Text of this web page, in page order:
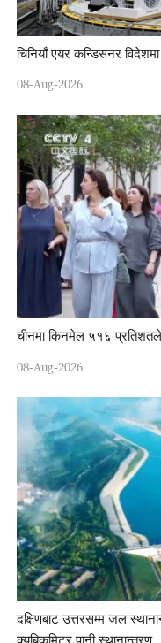
चिनियाँ एयर कन्डिसनर
08-Aug-2026
चीनमा किनमेल ५१६ प्रतिशतले
08-Aug-2026
दक्षिणबाट उत्तरसम्म जल